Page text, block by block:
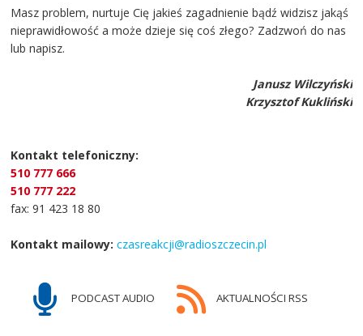
Masz problem, nurtuje Cię jakieś zagadnienie bądź widzisz jakąś
nieprawidłowość a może dzieje się coś złego? Zadzwoń do nas
lub napisz.
Janusz Wilczyński
Krzysztof Kukliński
Kontakt telefoniczny:
510 777 666
510 777 222
fax: 91 423 18 80
Kontakt mailowy: czasreakcji@radioszczecin.pl
PODCAST AUDIO AKTUALNOŚCI RSS